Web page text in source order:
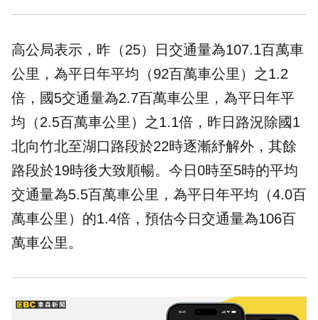
高公局表示，昨（25）日交通量為107.1百萬車
公里，為平日年平均（92百萬車公里）之1.2
倍，國5交通量為2.7百萬車公里，為平日年平
均（2.5百萬車公里）之1.1倍，昨日路況除國1
北向竹北至湖口路段於22時逐漸紓解外，其餘
路段於19時後大致順暢。今日0時至5時的平均
交通量為5.5百萬車公里，為平日年平均（4.0百
萬車公里）的1.4倍，預估今日交通量為106百
萬車公里。